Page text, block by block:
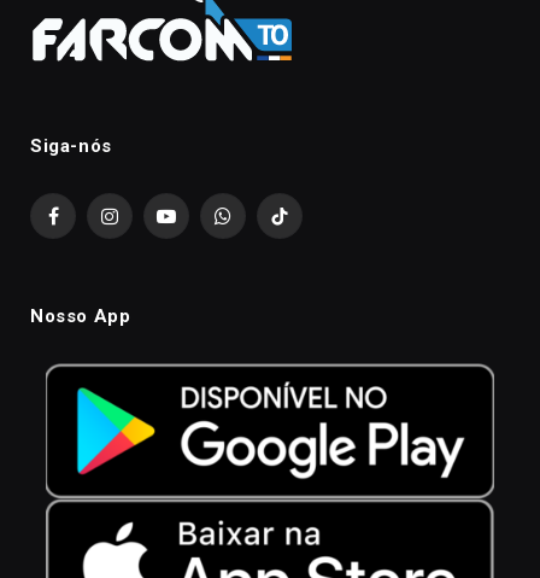
Siga-nós
FacebookInstagramYouTubeWhatsAppTikTok
Nosso App